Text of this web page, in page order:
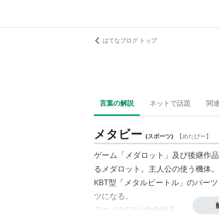
はてなブログ トップ
言葉の解説 ネットで話題 関
メタビー (スポーツ) 【めたびー】
ゲーム「メダロット」及び後継作
るメダロット。主人公の使う機体。
KBT型「メタルビートル」のパー
ツになる。
アニメのCVは竹内順子。